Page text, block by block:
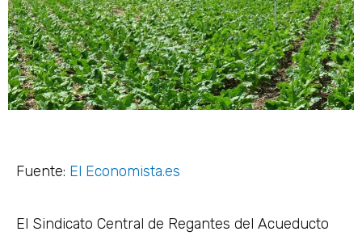
Fuente: El Economista.es
El Sindicato Central de Regantes del Acueducto